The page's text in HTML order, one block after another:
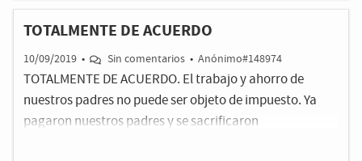
TOTALMENTE DE ACUERDO
10/09/2019 • Sin comentarios • Anónimo#148974
TOTALMENTE DE ACUERDO. El trabajo y ahorro de
nuestros padres no puede ser objeto de impuesto. Ya
pagaron nuestros padres y se sacrificaron